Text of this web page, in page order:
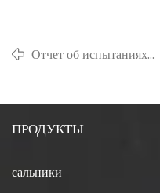
Отчет об испытаниях
ПРОДУКТЫ
сальники